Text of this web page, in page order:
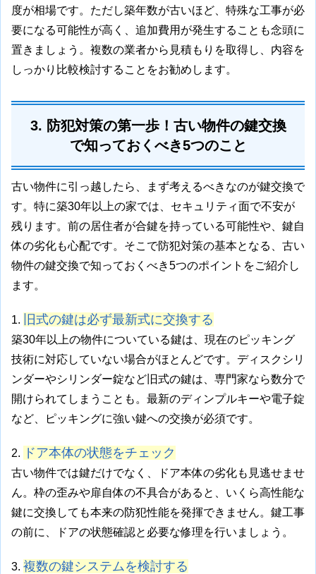
度が相場です。ただし築年数が古いほど、特殊な工事が必
要になる可能性が高く、追加費用が発生することも念頭に
置きましょう。複数の業者から見積もりを取得し、内容を
しっかり比較検討することをお勧めします。
3. 防犯対策の第一歩！古い物件の鍵交換
で知っておくべき5つのこと
古い物件に引っ越したら、まず考えるべきなのが鍵交換で
す。特に築30年以上の家では、セキュリティ面で不安が
残ります。前の居住者が合鍵を持っている可能性や、鍵自
体の劣化も心配です。そこで防犯対策の基本となる、古い
物件の鍵交換で知っておくべき5つのポイントをご紹介し
ます。
1. 旧式の鍵は必ず最新式に交換する
築30年以上の物件についている鍵は、現在のピッキング
技術に対応していない場合がほとんどです。ディスクシリ
ンダーやシリンダー錠など旧式の鍵は、専門家なら数分で
開けられてしまうことも。最新のディンプルキーや電子錠
など、ピッキングに強い鍵への交換が必須です。
2. ドア本体の状態をチェック
古い物件では鍵だけでなく、ドア本体の劣化も見逃せませ
ん。枠の歪みや扉自体の不具合があると、いくら高性能な
鍵に交換しても本来の防犯性能を発揮できません。鍵工事
の前に、ドアの状態確認と必要な修理を行いましょう。
3. 複数の鍵システムを検討する